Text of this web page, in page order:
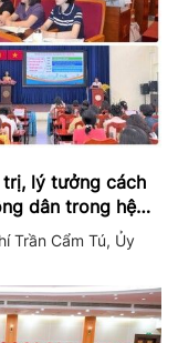
lý tưởng cách
dân trong hệ
Trần Cẩm Tú, Ủy